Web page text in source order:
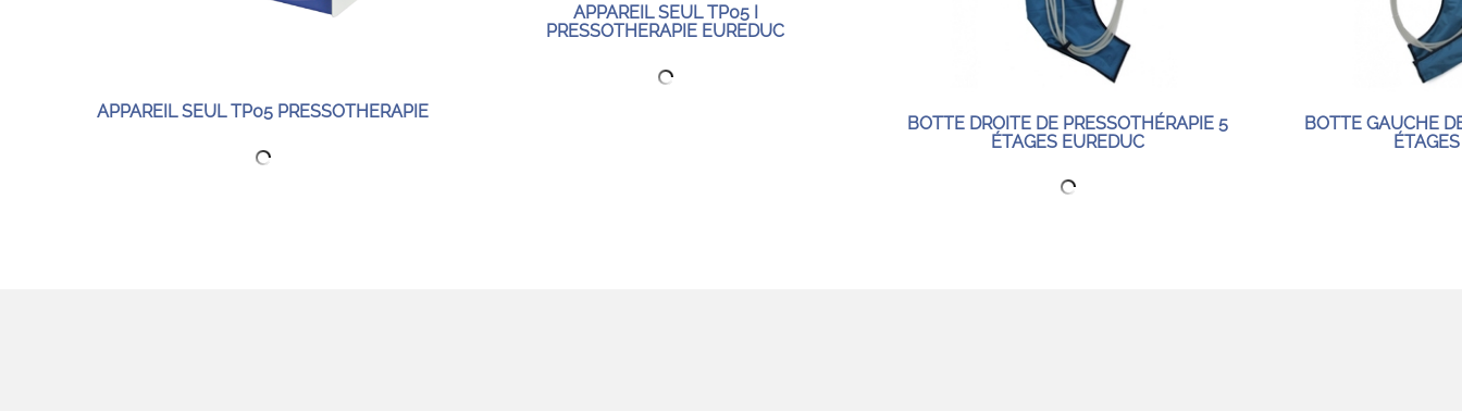
APPAREIL SEUL TP05 PRESSOTHERAPIE
APPAREIL SEUL TP05 I
PRESSOTHERAPIE EUREDUC
BOTTE DROITE DE PRESSOTHÉRAPIE 5
ÉTAGES EUREDUC
BOTTE GAUCHE